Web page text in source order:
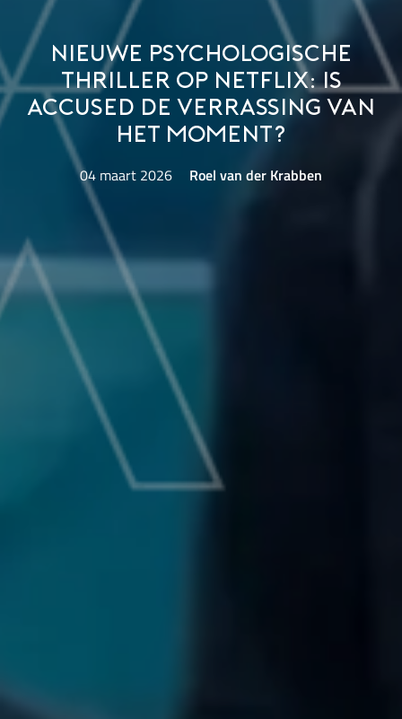
Nieuwe psychologische
thriller op Netflix: Is
Accused de verrassing van
het moment?
04 maart 2026 Roel van der Krabben